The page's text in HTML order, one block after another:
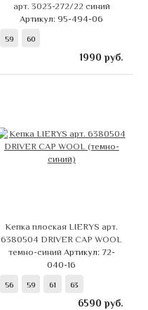
арт. 3023-272/22 синий
Артикул: 95-494-06
59 60
1990 руб.
Кепка плоская LIERYS арт.
6380504 DRIVER CAP WOOL
темно-синий Артикул: 72-
040-16
56 59 61 63
6590 руб.